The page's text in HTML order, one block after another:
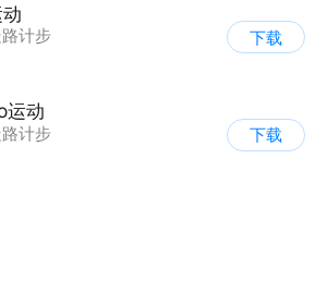
计步
下载
运动
计步
下载